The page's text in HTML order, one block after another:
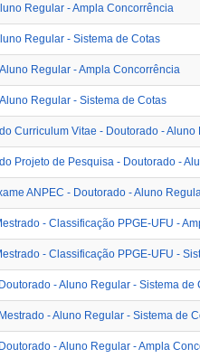
Regular - Ampla Concorrência
Regular - Sistema de Cotas
Regular - Ampla Concorrência
Regular - Sistema de Cotas
Curriculum Vitae - Doutorado - Aluno
Projeto de Pesquisa - Doutorado -
ANPEC - Doutorado - Aluno
- Classificação PPGE-UFU -
- Classificação PPGE-UFU -
- Aluno Regular - Sistema de
- Aluno Regular - Sistema de
- Aluno Regular - Ampla